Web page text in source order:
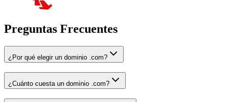
Preguntas Frecuentes
¿Por qué elegir un dominio .com?
¿Cuánto cuesta un dominio .com?